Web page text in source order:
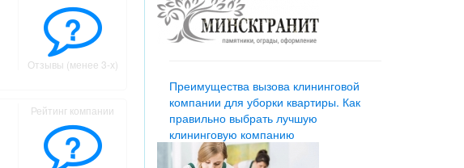
?
Отзывы (менее 3-х)
Рейтинг компании
?
Преимущества вызова клининговой
компании для уборки квартиры. Как
правильно выбрать лучшую
клининговую компанию